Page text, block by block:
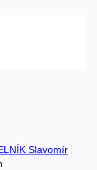
Slavomír